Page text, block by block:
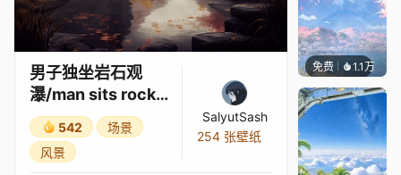
男子独坐岩石观
瀑/man sits rock
front waterfall
542
场景
风景
SalyutSash
254 张壁纸
免费 1.1万